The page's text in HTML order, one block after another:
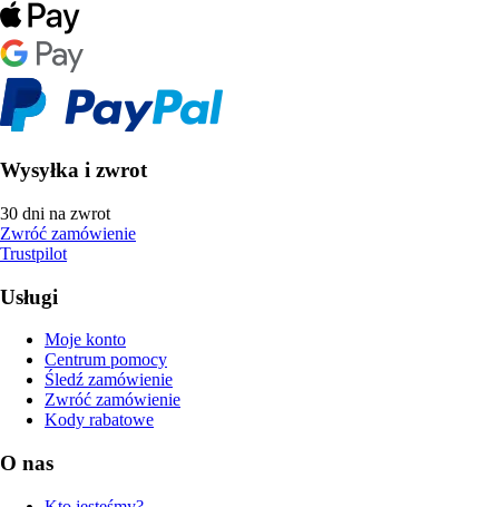
Wysyłka i zwrot
30 dni na zwrot
Zwróć zamówienie
Trustpilot
Usługi
Moje konto
Centrum pomocy
Śledź zamówienie
Zwróć zamówienie
Kody rabatowe
O nas